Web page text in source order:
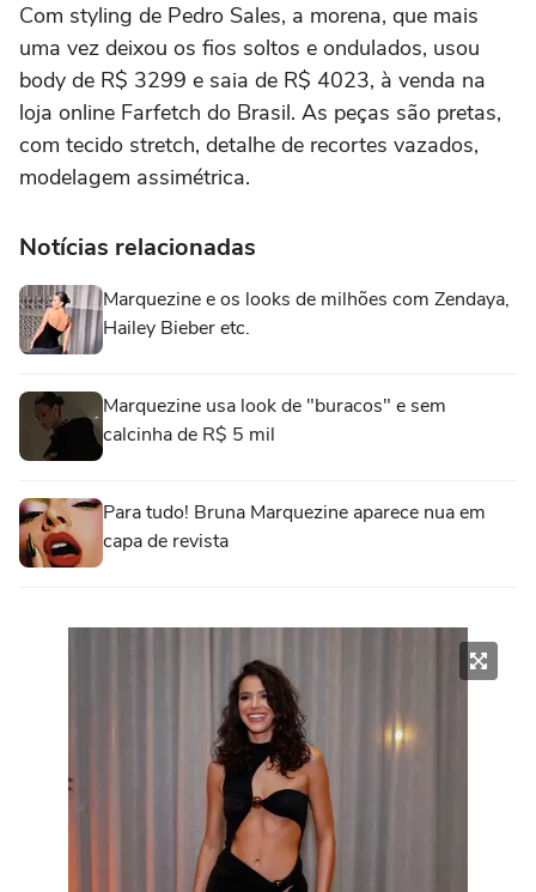
Com styling de Pedro Sales, a morena, que mais
uma vez deixou os fios soltos e ondulados, usou
body de R$ 3299 e saia de R$ 4023, à venda na
loja online Farfetch do Brasil. As peças são pretas,
com tecido stretch, detalhe de recortes vazados,
modelagem assimétrica.
Notícias relacionadas
Marquezine e os looks de milhões com Zendaya,
Hailey Bieber etc.
Marquezine usa look de "buracos" e sem
calcinha de R$ 5 mil
Para tudo! Bruna Marquezine aparece nua em
capa de revista